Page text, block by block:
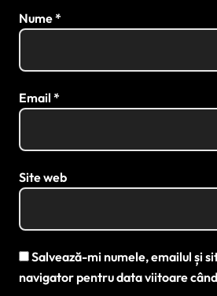
Nume*
Email *
Site web
Salvează-mi numele, emailul și
navigator pentru data viitoare